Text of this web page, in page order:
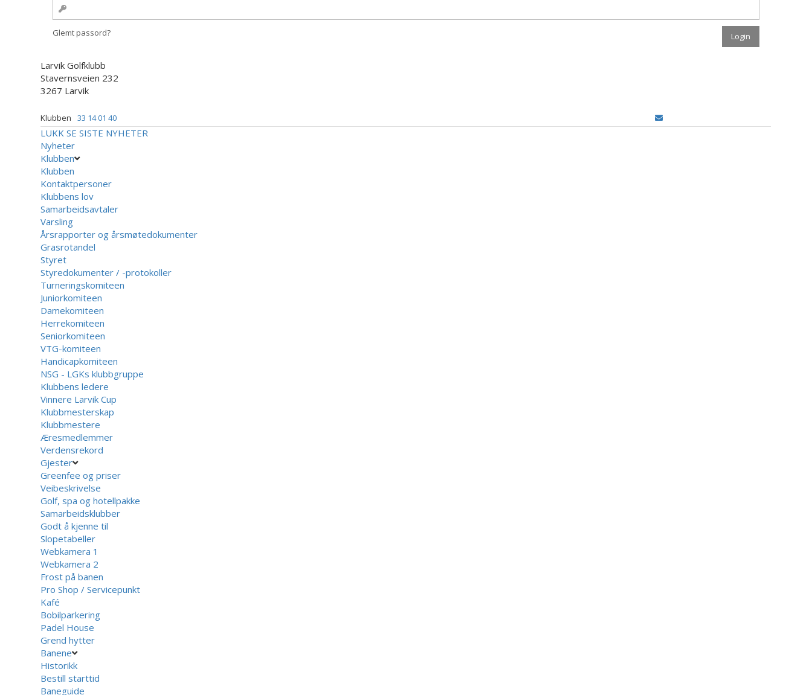
Glemt passord?
Larvik Golfklubb
Stavernsveien 232
3267 Larvik
Klubben 33 14 01 40
LUKK SE SISTE NYHETER
Nyheter
Klubben
Klubben
Kontaktpersoner
Klubbens lov
Samarbeidsavtaler
Varsling
Årsrapporter og årsmøtedokumenter
Grasrotandel
Styret
Styredokumenter / -protokoller
Turneringskomiteen
Juniorkomiteen
Damekomiteen
Herrekomiteen
Seniorkomiteen
VTG-komiteen
Handicapkomiteen
NSG - LGKs klubbgruppe
Klubbens ledere
Vinnere Larvik Cup
Klubbmesterskap
Klubbmestere
Æresmedlemmer
Verdensrekord
Gjester
Greenfee og priser
Veibeskrivelse
Golf, spa og hotellpakke
Samarbeidsklubber
Godt å kjenne til
Slopetabeller
Webkamera 1
Webkamera 2
Frost på banen
Pro Shop / Servicepunkt
Kafé
Bobilparkering
Padel House
Grend hytter
Banene
Historikk
Bestill starttid
Baneguide